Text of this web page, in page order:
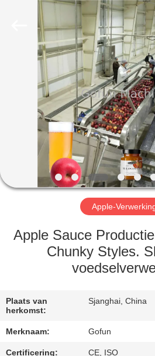
HUIS
PRODUCTEN
VIDEOS
VR-
SHOW
ONGEVEER
ONS
Apple-
Apple Sauce
Chunky Styles.
Plaats van
herkomst:
Sjanghai, China
Merknaam: Gofun
Certificering: CE, ISO